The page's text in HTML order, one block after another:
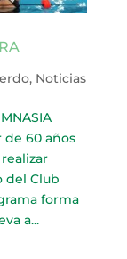
, Noticias
de 60 años
del Club
forma
a...